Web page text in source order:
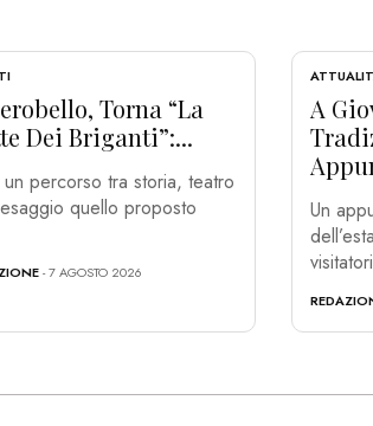
Torna “La
Dei Briganti”:...
un percorso tra storia, teatro
quello proposto
- 7 AGOSTO 2026
A
Un